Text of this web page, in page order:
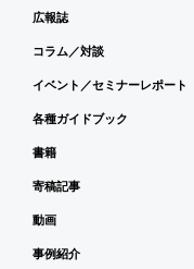
広報誌
コラム／対談
イベント／セミナーレポート
各種ガイドブック
書籍
寄稿記事
動画
事例紹介